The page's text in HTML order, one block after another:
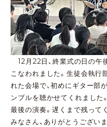
12月22日、終業式の日の午
こなわれました。生徒会執行
れた会場で、初めにギター部
ンブルを聴かせてくれまし
最後の演奏。遅くまで残って
みなさん、ありがとうござい